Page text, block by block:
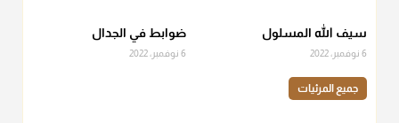
سيف الله المسلول
6 نوفمبر، 2022
ضوابط في الجدال
6 نوفمبر، 2022
جميع المرئيات